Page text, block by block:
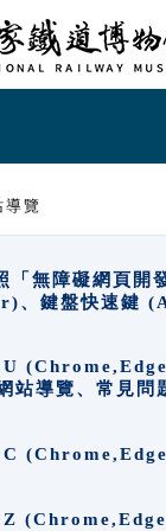
導覽
「無障礙網頁開
、鍵盤快速鍵
站導覽、常見問